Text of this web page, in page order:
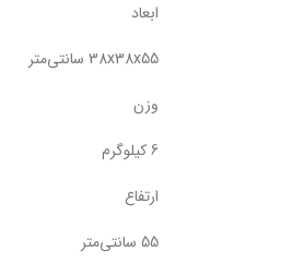
ابعاد
38x38x55 سانتی‌متر
وزن
6 کیلوگرم
ارتفاع
55 سانتی‌متر